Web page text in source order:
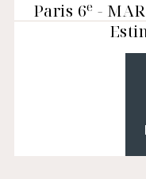
Paris 6e -